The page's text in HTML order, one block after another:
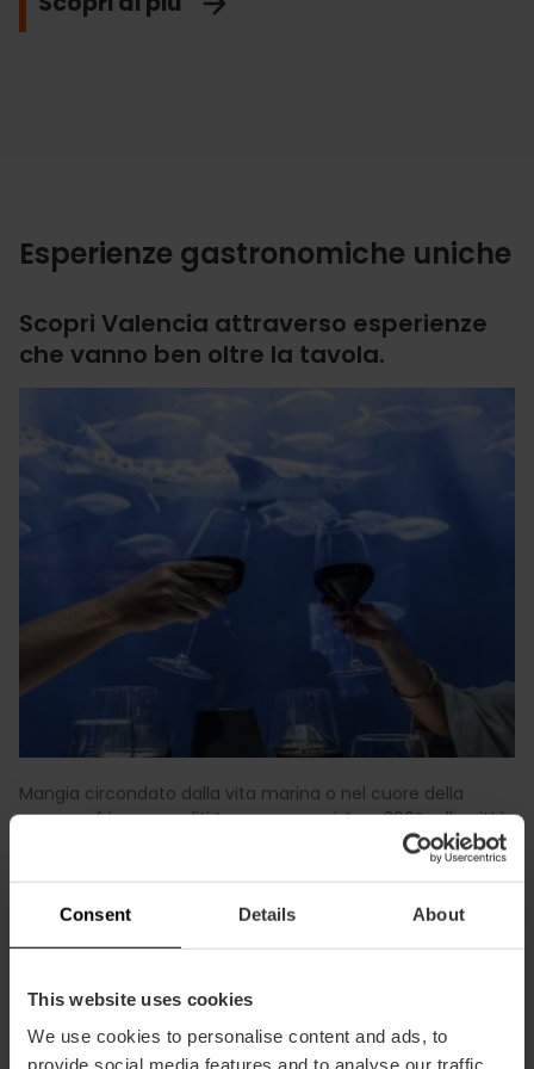
Consent Details About
This website uses cookies
We use cookies to personalise content and ads, to
provide social media features and to analyse our traffic.
Esperienze gastronomiche uniche
Scopri Valencia attraverso esperienze
che vanno ben oltre la tavola.
Mangia circondato dalla vita marina o nel cuore della
savana africana, goditi terrazze con vista a 360º sulla città
oppure naviga e pranza in mezzo al Mar Mediterraneo. Puoi
anche cucinare la tua paella nell'orto e vivere degustazioni